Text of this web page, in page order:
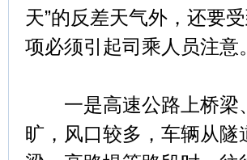
天”的反差天气外，还要
项必须引起司乘人员注意。
一是高速公路上桥梁
旷，风口较多，车辆从